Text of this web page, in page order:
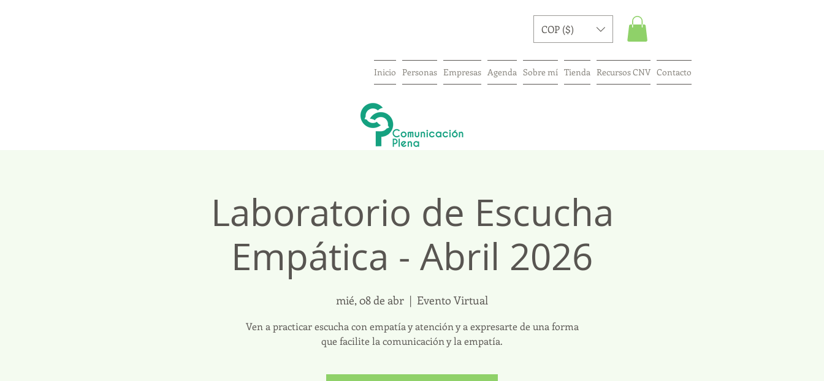
COP ($)
Inicio Personas Empresas Agenda Sobre mí Tienda Recursos CNV Contacto
Laboratorio de Escucha
Empática - Abril 2026
mié, 08 de abr
  |
Evento Virtual
Ven a practicar escucha con empatía y atención y a expresarte de una forma
que facilite la comunicación y la empatía.